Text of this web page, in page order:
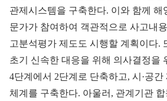
관제시스템을 구축한다. 이와 함께 해
문가가 참여하여 객관적으로 사고내
고분석평가 제도도 시행할 계획이다.
초기 신속한 대응을 위해 의사결정을
4단계에서 2단계로 단축하고, 시·공간
체계를 구축한다. 아울러, 관계기관